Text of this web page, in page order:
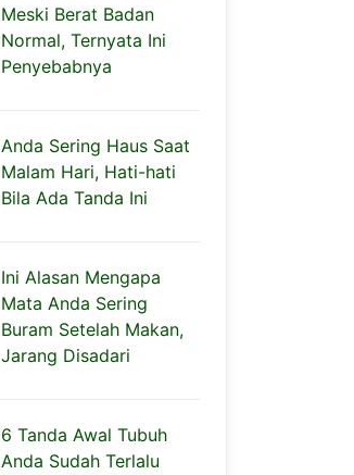
Meski Berat Badan
Normal, Ternyata Ini
Penyebabnya
Anda Sering Haus Saat
Malam Hari, Hati-hati
Bila Ada Tanda Ini
Ini Alasan Mengapa
Mata Anda Sering
Buram Setelah Makan,
Jarang Disadari
6 Tanda Awal Tubuh
Anda Sudah Terlalu